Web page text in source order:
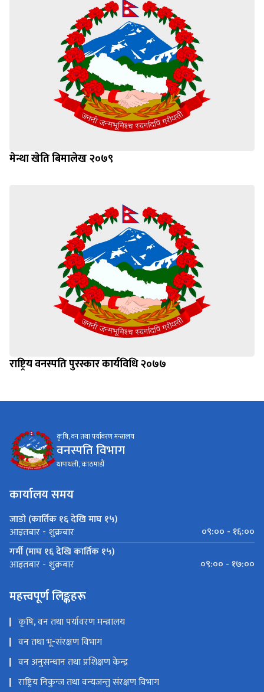
मेन्था खेति बिमालेख २०७९
राष्ट्रिय वनस्पति पुरस्कार कार्यविधि २०७७
कृषि, वन तथा पर्यावरण मन्त्रालय
वनस्पति विभाग
थापाथली, काठमाडौं
कार्यालय समय
जाडो (कार्तिक १६ देखि माघ १५)
आइतबार - शुक्रबार
०९:०० - १६:००
गर्मी (माघ १६ देखि कार्तिक १५)
आइतबार - शुक्रबार ०९:०० - १७:००
महत्त्वपूर्ण लिङ्कहरू
कृषि, वन तथा पर्यावरण मन्त्रालय
वन तथा भू-संरक्षण विभाग
वन अनुसन्धान तथा प्रशिक्षण केन्द्र
राष्ट्रिय निकुन्ज तथा वन्यजन्तु संरक्षण विभाग